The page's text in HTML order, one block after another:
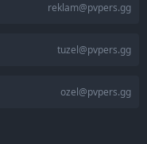
reklam@pvpers.gg
tuzel@pvpers.gg
ozel@pvpers.gg